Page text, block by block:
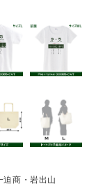
商・岩出山